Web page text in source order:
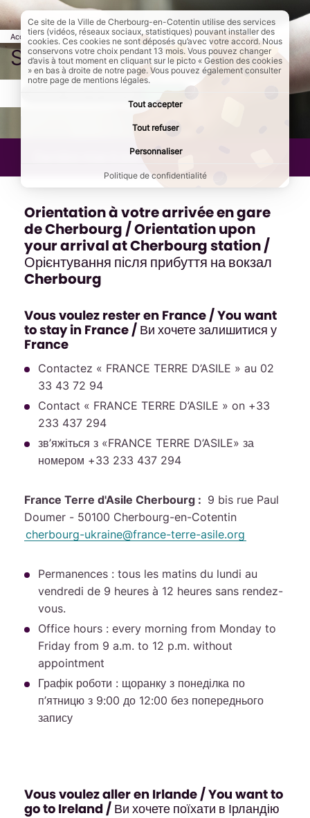
Accueil Au quotidien Solidarité et santé Page active :
Solidarité Ukraine
Solidarité Ukraine
Dernière mise à jour :15/01/2024
Orientation à votre arrivée en gare
de Cherbourg / Orientation upon
your arrival at Cherbourg station /
Орієнтування після прибуття на вокзал
Cherbourg
Vous voulez rester en France / You want
to stay in France / Ви хочете залишитися у
France
Contactez « FRANCE TERRE D’ASILE » au 02
33 43 72 94
Contact « FRANCE TERRE D’ASILE » on +33
233 437 294
зв’яжіться з «FRANCE TERRE D’ASILE» за
номером +33 233 437 294
France Terre d'Asile Cherbourg : 9 bis rue Paul
Doumer - 50100 Cherbourg-en-Cotentin
cherbourg-ukraine@france-terre-asile.org
Permanences : tous les matins du lundi au
vendredi de 9 heures à 12 heures sans rendez-
vous.
Office hours : every morning from Monday to
Friday from 9 a.m. to 12 p.m. without
appointment
Графік роботи : щоранку з понеділка по
п’ятницю з 9:00 до 12:00 без попереднього
запису
Vous voulez aller en Irlande / You want to
go to Ireland / Ви хочете поїхати в Ірландію
Ce site de la Ville de Cherbourg-en-Cotentin utilise des services
tiers (vidéos, réseaux sociaux, statistiques) pouvant installer des
cookies. Ces cookies ne sont déposés qu’avec votre accord. Nous
conservons votre choix pendant 13 mois. Vous pouvez changer
d’avis à tout moment en cliquant sur le picto « Gestion des cookies
» en bas à droite de notre page. Vous pouvez également consulter
notre page de mentions légales.
Tout accepter
Tout refuser
Personnaliser
Politique de confidentialité